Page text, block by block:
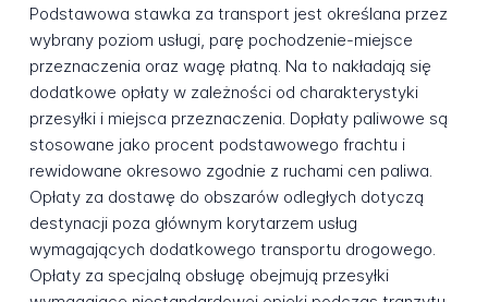
Podstawowa stawka za transport jest określana przez
wybrany poziom usługi, parę pochodzenie-miejsce
przeznaczenia oraz wagę płatną. Na to nakładają się
dodatkowe opłaty w zależności od charakterystyki
przesyłki i miejsca przeznaczenia. Dopłaty paliwowe są
stosowane jako procent podstawowego frachtu i
rewidowane okresowo zgodnie z ruchami cen paliwa.
Opłaty za dostawę do obszarów odległych dotyczą
destynacji poza głównym korytarzem usług
wymagających dodatkowego transportu drogowego.
Opłaty za specjalną obsługę obejmują przesyłki